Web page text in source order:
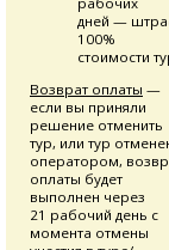
дней —
100%
стоимости
Возврат оплаты —
если вы приняли
решение отменить
тур, или тур
оператором,
оплаты будет
выполнен через
21 рабочий день с
момента отмены